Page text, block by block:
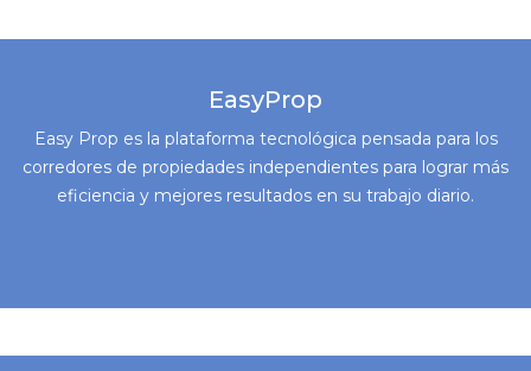
EasyProp
Easy Prop es la plataforma tecnológica pensada para los
corredores de propiedades independientes para lograr más
eficiencia y mejores resultados en su trabajo diario.